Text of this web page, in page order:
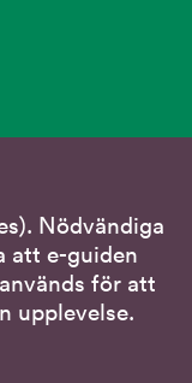
Nödvändiga
att e-guiden
för att
upplevelse.